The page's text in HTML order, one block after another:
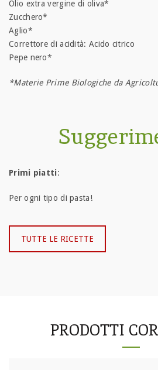
Olio extra vergine di oliva*
Zucchero*
Aglio*
Correttore di acidità: Acido citrico
Pepe nero*
*Materie Prime Biologiche da
Primi piatti:
Per ogni tipo di pasta!
TUTTE LE RICETTE
PRODOTTI